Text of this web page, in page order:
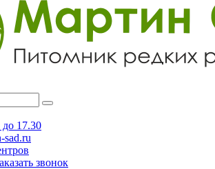
17.30
sad.ru
звонок